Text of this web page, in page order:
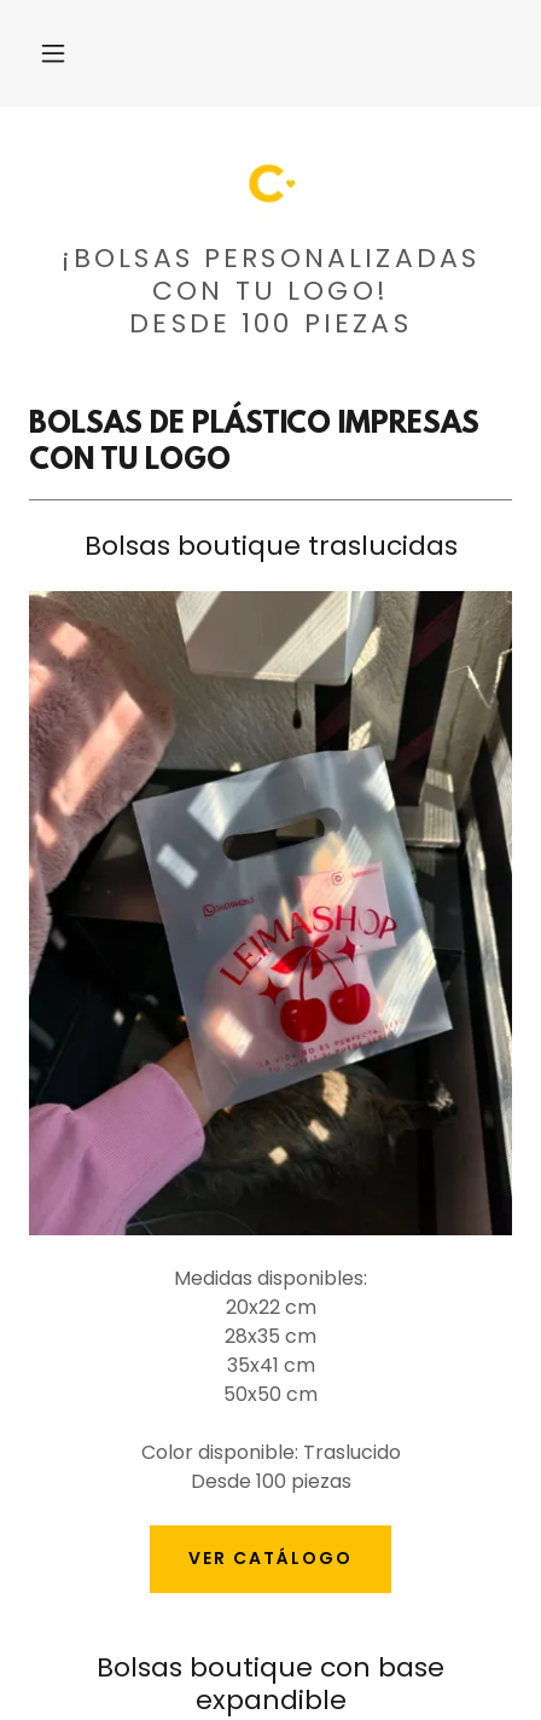
¡BOLSAS PERSONALIZADAS
CON TU LOGO!
DESDE 100 PIEZAS
BOLSAS DE PLÁSTICO IMPRESAS
CON TU LOGO
Bolsas boutique traslucidas
Medidas disponibles:
20x22 cm
28x35 cm
35x41 cm
50x50 cm
Color disponible: Traslucido
Desde 100 piezas
VER CATÁLOGO
Bolsas boutique con base
expandible